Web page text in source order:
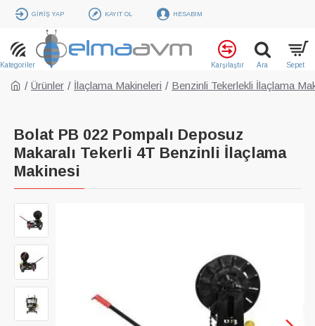
GIRIŞ YAP KAYIT OL HESABIM
Ürünler İlaçlama Makineleri Benzinli Tekerlekli İlaçlama
Bolat PB 022 Pompalı Deposuz
Makaralı Tekerli 4T Benzinli İlaçlama
Makinesi